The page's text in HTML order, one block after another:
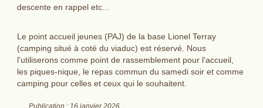
descente en rappel etc...
Le point accueil jeunes (PAJ) de la base Lionel Terray
(camping situé à coté du viaduc) est réservé. Nous
l'utiliserons comme point de rassemblement pour l'accueil,
les piques-nique, le repas commun du samedi soir et comme
camping pour celles et ceux qui le souhaitent.